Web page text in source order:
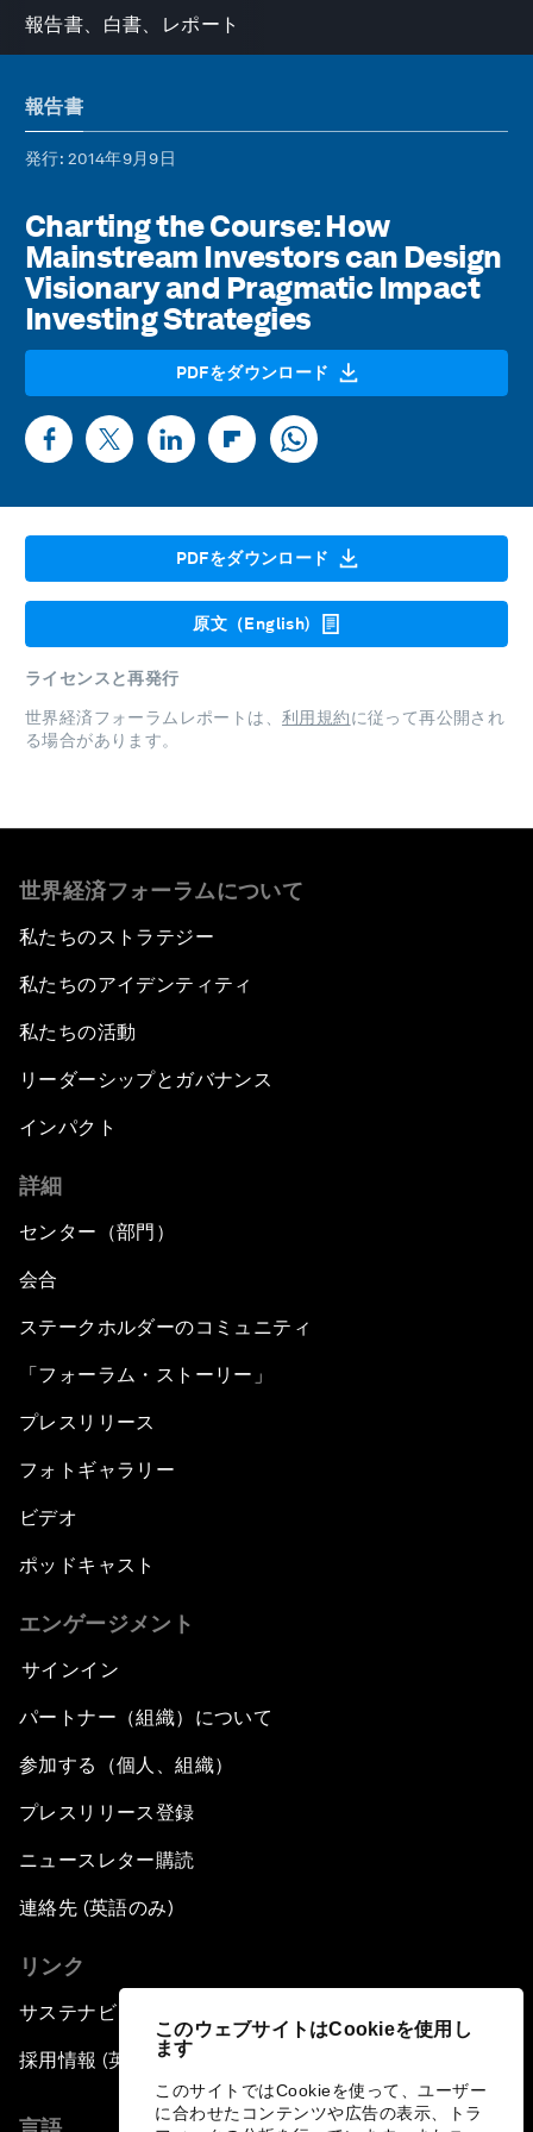
このウェブサイトはCookieを使用し
ます
このサイトではCookieを使って、ユーザー
に合わせたコンテンツや広告の表示、トラ
報告書、白書、レポート
報告書
発行: 2014年9月9日
Charting the Course: How
Mainstream Investors can Design
Visionary and Pragmatic Impact
Investing Strategies
PDFをダウンロード
PDFをダウンロード
原文（English)
ライセンスと再発行
世界経済フォーラムレポートは、 利用規約に従って再公開され
る場合があります。
世界経済フォーラムについて
私たちのストラテジー
私たちのアイデンティティ
私たちの活動
リーダーシップとガバナンス
インパクト
詳細
センター（部門）
会合
ステークホルダーのコミュニティ
「フォーラム・ストーリー」
プレスリリース
フォトギャラリー
ビデオ
ポッドキャスト
エンゲージメント
サインイン
パートナー（組織）について
参加する（個人、組織）
プレスリリース登録
ニュースレター購読
連絡先 (英語のみ)
リンク
サステナビリティへの取り組み
採用情報 (英語のみ)